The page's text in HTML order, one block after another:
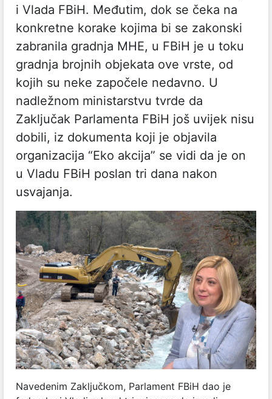
i Vlada FBiH. Međutim, dok se čeka na
konkretne korake kojima bi se zakonski
zabranila gradnja MHE, u FBiH je u toku
gradnja brojnih objekata ove vrste, od
kojih su neke započele nedavno. U
nadležnom ministarstvu tvrde da
Zaključak Parlamenta FBiH još uvijek nisu
dobili, iz dokumenta koji je objavila
organizacija “Eko akcija” se vidi da je on
u Vladu FBiH poslan tri dana nakon
usvajanja.
Navedenim Zaključkom, Parlament FBiH dao je